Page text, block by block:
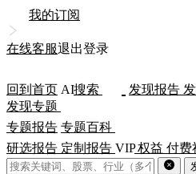
我的订阅
在线客服退出登录
回到首页 AI搜索 发现报告
发现专题
专题报告 专题百科
研选报告 定制报告 VIP权益 付费